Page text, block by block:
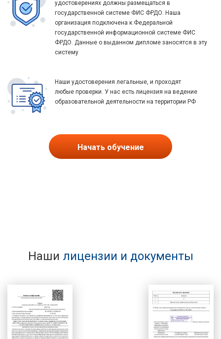
удостоверениях должны размещаться в
государственной системе ФИС ФРДО. Наша
организация подключена к Федеральной
государственной информационной системе ФИС
ФРДО. Данные о выданном дипломе заносятся в эту
систему
Наши удостоверения легальные, и проходят
любые проверки. У нас есть лицензия на ведение
образовательной деятельности на территории РФ
Начать обучение
Наши лицензии и документы